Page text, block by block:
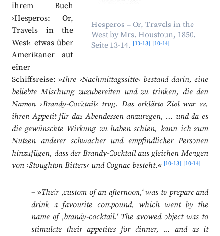
Hesperos – Or, Travels in the
West by Mrs. Houstoun, 1850.
Seite 13-14. [10-13] [10-14]
ihrem Buch
›Hesperos: Or,
Travels in the
West‹ etwas über
Amerikaner auf
einer
Schiffsreise: »Ihre ›Nachmittagssitte‹ bestand darin, eine
beliebte Mischung zuzubereiten und zu trinken, die den
Namen ›Brandy-Cocktail‹ trug. Das erklärte Ziel war es,
ihren Appetit für das Abendessen anzuregen, … und da es
die gewünschte Wirkung zu haben schien, kann ich zum
Nutzen anderer schwacher und empfindlicher Personen
hinzufügen, dass der Brandy-Cocktail aus gleichen Mengen
von ›Stoughton Bitters‹ und Cognac besteht.«[10-13] [10-14]
– »Their ‚custom of an afternoon,‘ was to prepare and
drink a favourite compound, which went by the
name of ‚brandy-cocktail.‘ The avowed object was to
stimulate their appetites for dinner, … and as it